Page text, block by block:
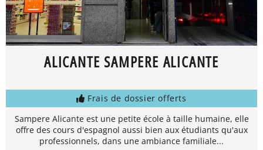
ALICANTE SAMPERE ALICANTE
Frais de dossier offerts
Sampere Alicante est une petite école à taille humaine, elle
offre des cours d'espagnol aussi bien aux étudiants qu'aux
professionnels, dans une ambiance familiale...